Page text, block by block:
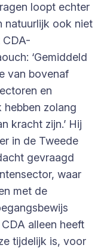
loopt echter
natuurlijk ook niet
CDA-
‘Gemiddeld
van bovenaf
en
hebben zolang
kracht zijn.’ Hij
in de Tweede
gevraagd
waar
met de
alleen heeft
tijdelijk is, voor